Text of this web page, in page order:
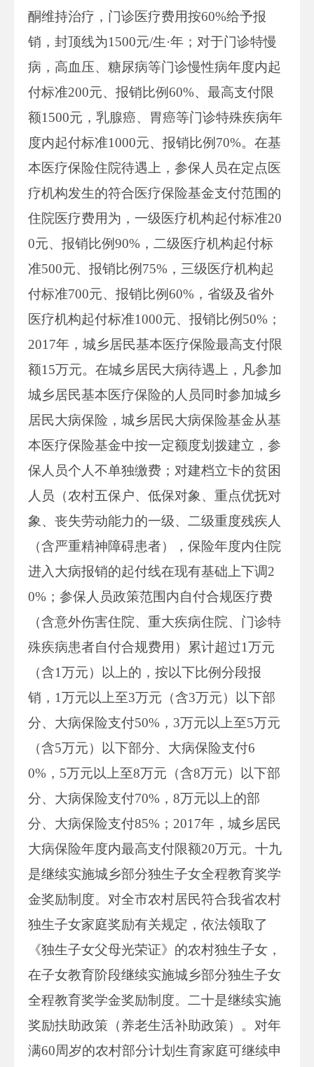
酮维持治疗，门诊医疗费用按60%给予报
销，封顶线为1500元/生·年；对于门诊特慢
病，高血压、糖尿病等门诊慢性病年度内起
付标准200元、报销比例60%、最高支付限
额1500元，乳腺癌、胃癌等门诊特殊疾病年
度内起付标准1000元、报销比例70%。在基
本医疗保险住院待遇上，参保人员在定点医
疗机构发生的符合医疗保险基金支付范围的
住院医疗费用为，一级医疗机构起付标准20
0元、报销比例90%，二级医疗机构起付标
准500元、报销比例75%，三级医疗机构起
付标准700元、报销比例60%，省级及省外
医疗机构起付标准1000元、报销比例50%；
2017年，城乡居民基本医疗保险最高支付限
额15万元。在城乡居民大病待遇上，凡参加
城乡居民基本医疗保险的人员同时参加城乡
居民大病保险，城乡居民大病保险基金从基
本医疗保险基金中按一定额度划拨建立，参
保人员个人不单独缴费；对建档立卡的贫困
人员（农村五保户、低保对象、重点优抚对
象、丧失劳动能力的一级、二级重度残疾人
（含严重精神障碍患者），保险年度内住院
进入大病报销的起付线在现有基础上下调2
0%；参保人员政策范围内自付合规医疗费
（含意外伤害住院、重大疾病住院、门诊特
殊疾病患者自付合规费用）累计超过1万元
（含1万元）以上的，按以下比例分段报
销，1万元以上至3万元（含3万元）以下部
分、大病保险支付50%，3万元以上至5万元
（含5万元）以下部分、大病保险支付6
0%，5万元以上至8万元（含8万元）以下部
分、大病保险支付70%，8万元以上的部
分、大病保险支付85%；2017年，城乡居民
大病保险年度内最高支付限额20万元。十九
是继续实施城乡部分独生子女全程教育奖学
金奖励制度。对全市农村居民符合我省农村
独生子女家庭奖励有关规定，依法领取了
《独生子女父母光荣证》的农村独生子女，
在子女教育阶段继续实施城乡部分独生子女
全程教育奖学金奖励制度。二十是继续实施
奖励扶助政策（养老生活补助政策）。对年
满60周岁的农村部分计划生育家庭可继续申